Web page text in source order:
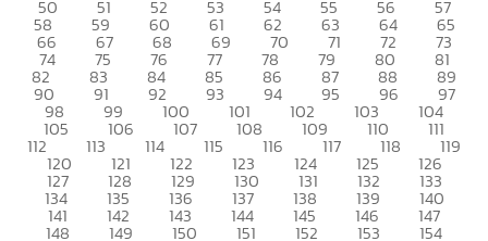
50 51 52 53 54 55 56 57
58 59 60 61 62 63 64 65
66 67 68 69 70 71 72 73
74 75 76 77 78 79 80 81
82 83 84 85 86 87 88 89
90 91 92 93 94 95 96 97
98 99 100 101 102 103 104
105 106 107 108 109 110 111
112 113 114 115 116 117 118 119
120 121 122 123 124 125 126
127 128 129 130 131 132 133
134 135 136 137 138 139 140
141 142 143 144 145 146 147
148 149 150 151 152 153 154